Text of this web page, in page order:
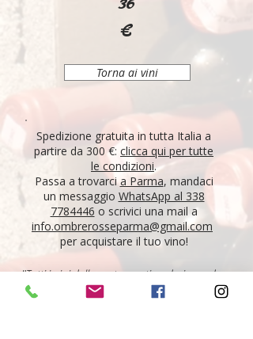
€
Torna ai vini
Spedizione gratuita in tutta Italia a
partire da 300 €: clicca qui per tutte
le condizioni.
Passa a trovarcia Parma, mandaci
un messaggio WhatsApp al 338
7784446 o scrivici una mail a
info.ombrerosseparma@gmail.com
per acquistare il tuo vino!
"Tutti i vini della nostra cantina derivano da un
lungo percorso di ricerca, iniziato nel 1995 con